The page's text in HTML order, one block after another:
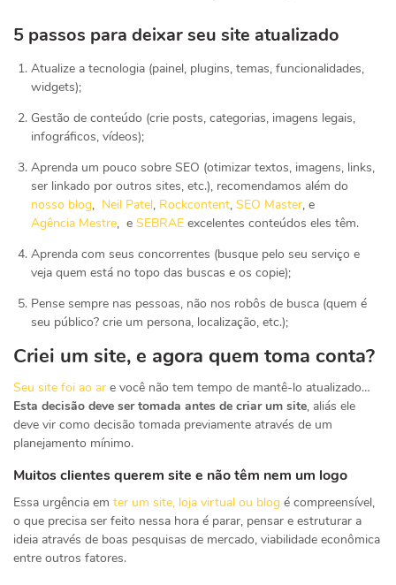
5 passos para deixar seu site atualizado
Atualize a tecnologia (painel, plugins, temas, funcionalidades,
widgets);
Gestão de conteúdo (crie posts, categorias, imagens legais,
infográficos, vídeos);
Aprenda um pouco sobre SEO (otimizar textos, imagens, links,
ser linkado por outros sites, etc.), recomendamos além do
nosso blog, Neil Patel, Rockcontent, SEO Master, e
Agência Mestre, e SEBRAE excelentes conteúdos eles têm.
Aprenda com seus concorrentes (busque pelo seu serviço e
veja quem está no topo das buscas e os copie);
Pense sempre nas pessoas, não nos robôs de busca (quem é
seu público? crie um persona, localização, etc.);
Criei um site, e agora quem toma conta?
Seu site foi ao ar e você não tem tempo de mantê-lo atualizado…
Esta decisão deve ser tomada antes de criar um site, aliás ele
deve vir como decisão tomada previamente através de um
planejamento mínimo.
Muitos clientes querem site e não têm nem um logo
Essa urgência em ter um site, loja virtual ou blog é compreensível,
o que precisa ser feito nessa hora é parar, pensar e estruturar a
ideia através de boas pesquisas de mercado, viabilidade econômica
entre outros fatores.